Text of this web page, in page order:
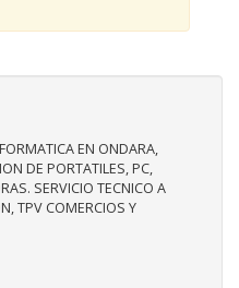
EN ONDARA,
DE PORTATILES, PC,
SERVICIO TECNICO A
TPV COMERCIOS Y